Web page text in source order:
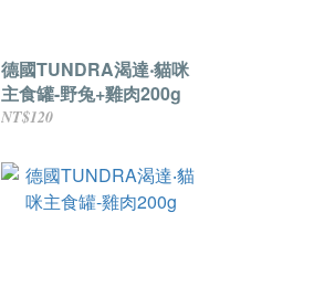
德國TUNDRA渴達‧貓咪
主食罐-野兔+雞肉200g
NT$120